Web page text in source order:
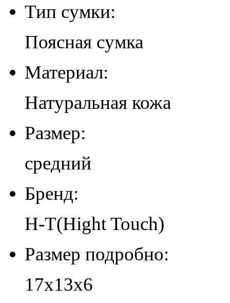
Тип сумки:
Поясная сумка
Материал:
Натуральная кожа
Размер:
средний
Бренд:
H-T(Hight Touch)
Размер подробно:
17х13х6